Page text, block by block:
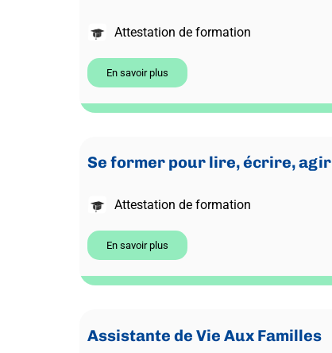
Attestation de formation
En savoir plus
Se former pour lire, écrire, agir
Attestation de formation
En savoir plus
Assistante de Vie Aux Familles